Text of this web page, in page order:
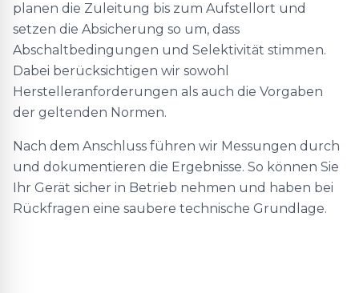
planen die Zuleitung bis zum Aufstellort und
setzen die Absicherung so um, dass
Abschaltbedingungen und Selektivität stimmen.
Dabei berücksichtigen wir sowohl
Herstelleranforderungen als auch die Vorgaben
der geltenden Normen.
Nach dem Anschluss führen wir Messungen durch
und dokumentieren die Ergebnisse. So können Sie
Ihr Gerät sicher in Betrieb nehmen und haben bei
Rückfragen eine saubere technische Grundlage.